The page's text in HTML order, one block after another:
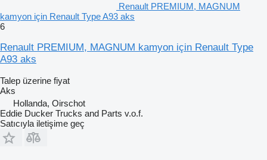
Renault PREMIUM, MAGNUM
kamyon için Renault Type A93 aks
6
Renault PREMIUM, MAGNUM kamyon için Renault Type
A93 aks
Talep üzerine fiyat
Aks
Hollanda, Oirschot
Eddie Ducker Trucks and Parts v.o.f.
Satıcıyla iletişime geç